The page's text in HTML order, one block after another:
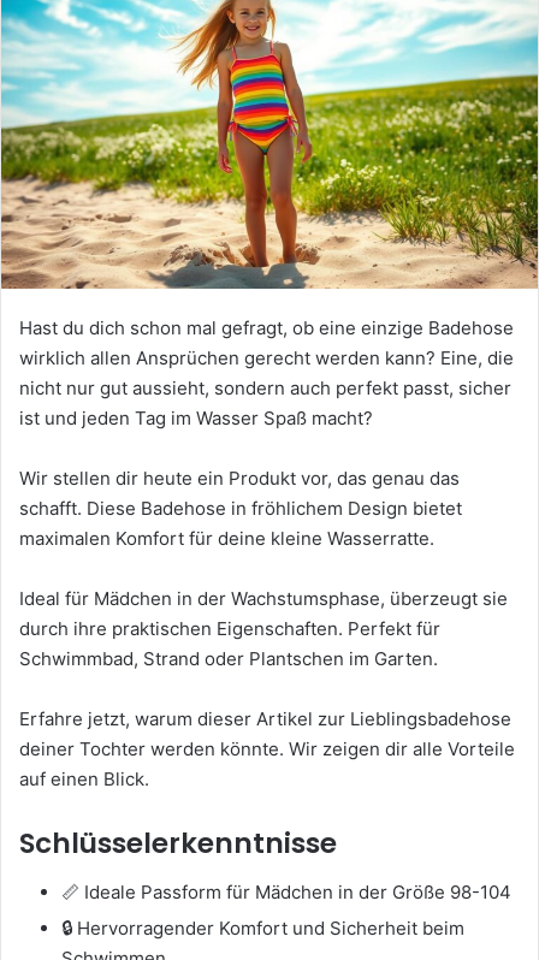
Hast du dich schon mal gefragt, ob eine einzige Badehose
wirklich allen Ansprüchen gerecht werden kann? Eine, die
nicht nur gut aussieht, sondern auch perfekt passt, sicher
ist und jeden Tag im Wasser Spaß macht?
Wir stellen dir heute ein Produkt vor, das genau das
schafft. Diese Badehose in fröhlichem Design bietet
maximalen Komfort für deine kleine Wasserratte.
Ideal für Mädchen in der Wachstumsphase, überzeugt sie
durch ihre praktischen Eigenschaften. Perfekt für
Schwimmbad, Strand oder Plantschen im Garten.
Erfahre jetzt, warum dieser Artikel zur Lieblingsbadehose
deiner Tochter werden könnte. Wir zeigen dir alle Vorteile
auf einen Blick.
Schlüsselerkenntnisse
📏 Ideale Passform für Mädchen in der Größe 98-104
🔒 Hervorragender Komfort und Sicherheit beim